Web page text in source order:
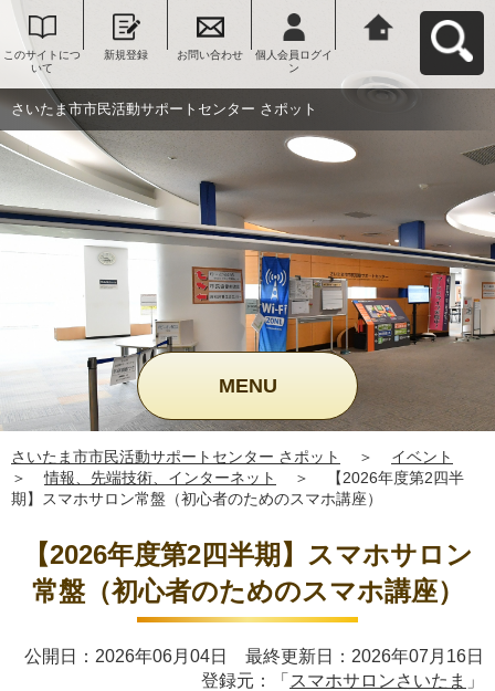
このサイトにつ
いて
新規登録 お問い合わせ
個人会員ログイ
ン
ンター さポット
へ戻る
さいたま市市民活動サポートセンター さポット
MENU
さいたま市市民活動サポートセンター さポット ＞
イベント
＞
情報、先端技術、インターネット ＞
【2026年度第2四半
期】スマホサロン常盤（初心者のためのスマホ講座）
【2026年度第2四半期】スマホサロン
常盤（初心者のためのスマホ講座）
公開日：2026年06月04日 最終更新日：2026年07月16日
登録元：「 スマホサロンさいたま 」